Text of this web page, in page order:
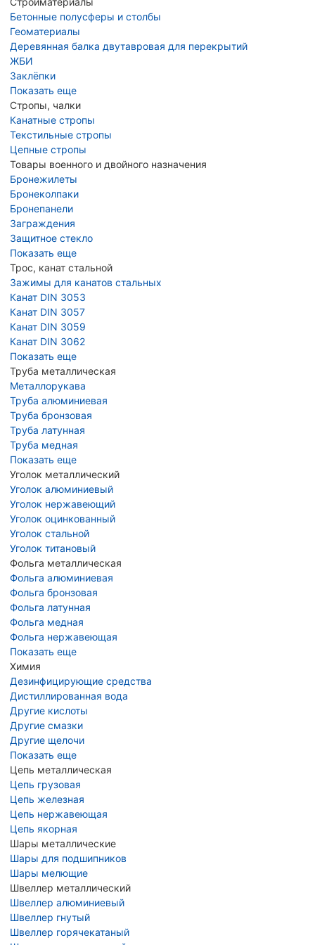
Бетонные полусферы и столбы
Геоматериалы
Деревянная балка двутавровая для перекрытий
ЖБИ
Заклёпки
Показать еще
Стропы, чалки
Канатные стропы
Текстильные стропы
Цепные стропы
Товары военного и двойного назначения
Бронежилеты
Бронеколпаки
Бронепанели
Заграждения
Защитное стекло
Показать еще
Трос, канат стальной
Зажимы для канатов стальных
Канат DIN 3053
Канат DIN 3057
Канат DIN 3059
Канат DIN 3062
Показать еще
Труба металлическая
Металлорукава
Труба алюминиевая
Труба бронзовая
Труба латунная
Труба медная
Показать еще
Уголок металлический
Уголок алюминиевый
Уголок нержавеющий
Уголок оцинкованный
Уголок стальной
Уголок титановый
Фольга металлическая
Фольга алюминиевая
Фольга бронзовая
Фольга латунная
Фольга медная
Фольга нержавеющая
Показать еще
Химия
Дезинфицирующие средства
Дистиллированная вода
Другие кислоты
Другие смазки
Другие щелочи
Показать еще
Цепь металлическая
Цепь грузовая
Цепь железная
Цепь нержавеющая
Цепь якорная
Шары металлические
Шары для подшипников
Шары мелющие
Швеллер металлический
Швеллер алюминиевый
Швеллер гнутый
Швеллер горячекатаный